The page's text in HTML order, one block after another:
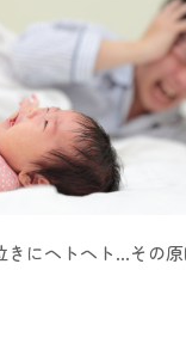
きにヘトヘト…その